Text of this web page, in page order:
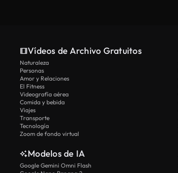
Vídeos de Archivo Gratuitos
Naturaleza
Personas
Amor y Relaciones
El Fitness
Videografía aérea
Comida y bebida
Viajes
Transporte
Tecnología
Zoom de fondo virtual
Modelos de IA
Google Gemini Omni Flash